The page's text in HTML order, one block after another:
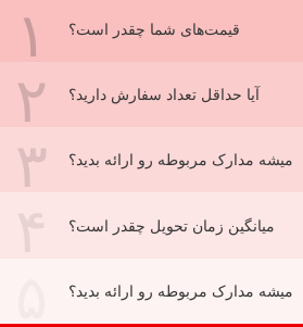
۱ قیمت‌های شما چقدر است؟
۲ آیا حداقل تعداد سفارش دارید؟
۳ میشه مدارک مربوطه رو ارائه بدید؟
میانگین زمان تحویل چقدر است؟
میشه مدارک مربوطه رو ارائه بدید؟